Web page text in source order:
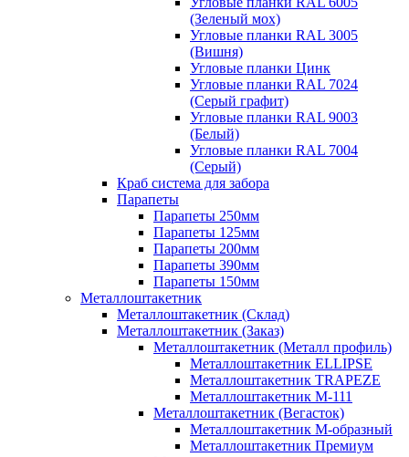
(Зеленый мох)
Угловые планки RAL 3005
(Вишня)
Угловые планки Цинк
Угловые планки RAL 7024
(Серый графит)
Угловые планки RAL 9003
(Белый)
Угловые планки RAL 7004
(Серый)
Краб система для забора
Парапеты
Парапеты 250мм
Парапеты 125мм
Парапеты 200мм
Парапеты 390мм
Парапеты 150мм
Металлоштакетник
Металлоштакетник (Склад)
Металлоштакетник (Заказ)
Металлоштакетник (Металл профиль)
Металлоштакетник ELLIPSE
Металлоштакетник TRAPEZE
Металлоштакетник М-111
Металлоштакетник (Вегасток)
Металлоштакетник М-образный
Металлоштакетник Премиум